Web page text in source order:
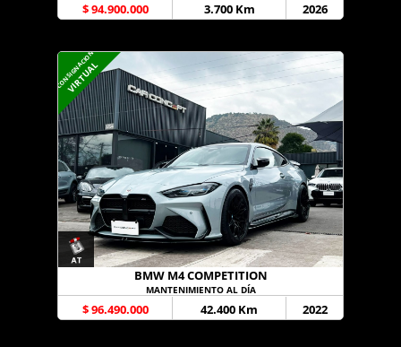
$ 94.900.000 3.700 Km 2026
CONSIGNACION
VIRTUAL
BMW M4 COMPETITION
MANTENIMIENTO AL DÍA
$ 96.490.000 42.400 Km 2022